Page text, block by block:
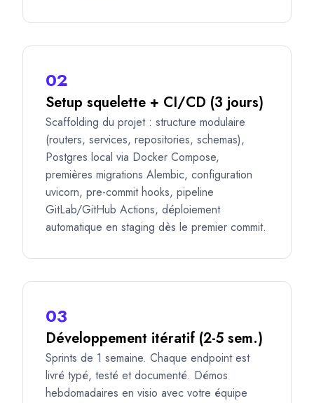
02
Setup squelette + CI/CD (3 jours)
Scaffolding du projet : structure modulaire
(routers, services, repositories, schemas),
Postgres local via Docker Compose,
premières migrations Alembic, configuration
uvicorn, pre-commit hooks, pipeline
GitLab/GitHub Actions, déploiement
automatique en staging dès le premier commit.
03
Développement itératif (2-5 sem.)
Sprints de 1 semaine. Chaque endpoint est
livré typé, testé et documenté. Démos
hebdomadaires en visio avec votre équipe